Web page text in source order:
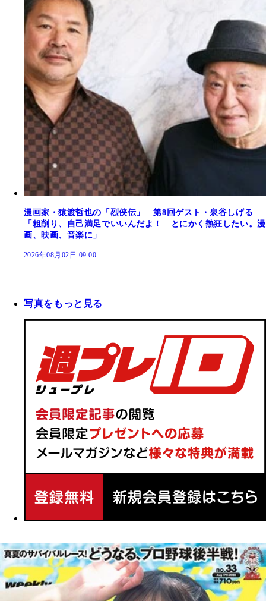
漫画家・猿渡哲也の「烈侠伝」 第8回ゲスト・泉谷しげる
「粗削り、自己満足でいいんだよ！ とにかく熱狂したい。漫
画、映画、音楽に」
2026年08月02日 09:00
写真をもっと見る